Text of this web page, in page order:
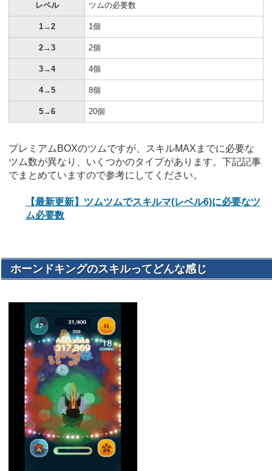
レベル ツムの必要数
1→2 1個
2→3 2個
3→4 4個
4→5 8個
5→6 20個
プレミアムBOXのツムですが、スキルMAXまでに必要な
ツム数が異なり、いくつかのタイプがあります。下記記事
でまとめていますので参考にしてください。
【最新更新】ツムツムでスキルマ(レベル6)に必要なツ
ム必要数
ホーンドキングのスキルってどんな感じ